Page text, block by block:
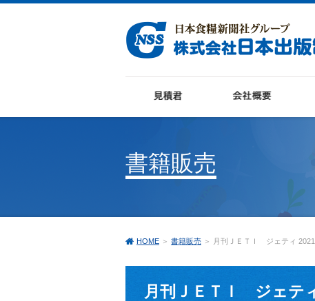
書籍販売
HOME ＞ 書籍販売 ＞ 月刊ＪＥＴＩ ジェティ
月刊ＪＥＴＩ ジェテ